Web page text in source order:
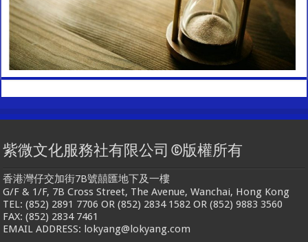
紫微文化服務社有限公司 ©版權所有
香港灣仔交加街7B號囍匯地下及一樓
G/F & 1/F, 7B Cross Street, The Avenue, Wanchai, Hong Kong
TEL: (852) 2891 7706 OR (852) 2834 1582 OR (852) 9883 3560
FAX: (852) 2834 7461
EMAIL ADDRESS: lokyang@lokyang.com